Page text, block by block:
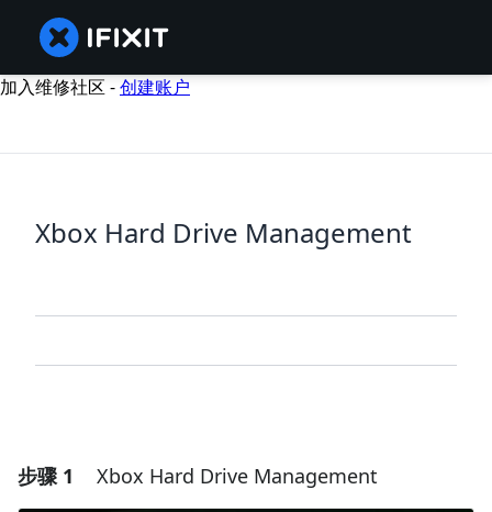
加入维修社区 -创建账户
Xbox Hard Drive Management
步骤 1 Xbox Hard Drive Management